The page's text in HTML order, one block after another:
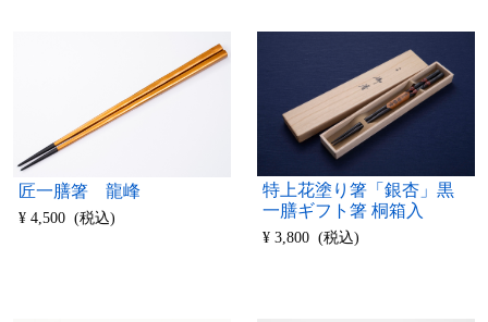
匠一膳箸 龍峰
¥ 4,500 (税込)
特上花塗り箸「銀杏」黒
一膳ギフト箸 桐箱入
¥ 3,800 (税込)